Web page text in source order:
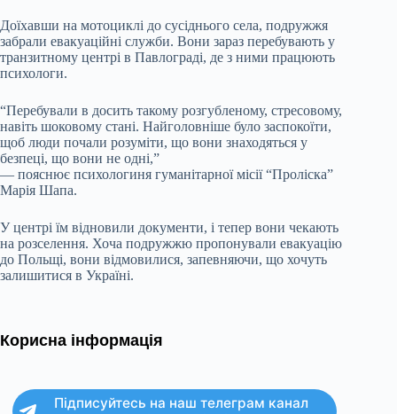
Доїхавши на мотоциклі до сусіднього села, подружжя
забрали евакуаційні служби. Вони зараз перебувають у
транзитному центрі в Павлограді, де з ними працюють
психологи.
“Перебували в досить такому розгубленому, стресовому,
навіть шоковому стані. Найголовніше було заспокоїти,
щоб люди почали розуміти, що вони знаходяться у
безпеці, що вони не одні,”
— пояснює психологиня гуманітарної місії “Проліска”
Марія Шапа.
У центрі їм відновили документи, і тепер вони чекають
на розселення. Хоча подружжю пропонували евакуацію
до Польщі, вони відмовилися, запевняючи, що хочуть
залишитися в Україні.
Корисна інформація
Підписуйтесь на наш телеграм канал